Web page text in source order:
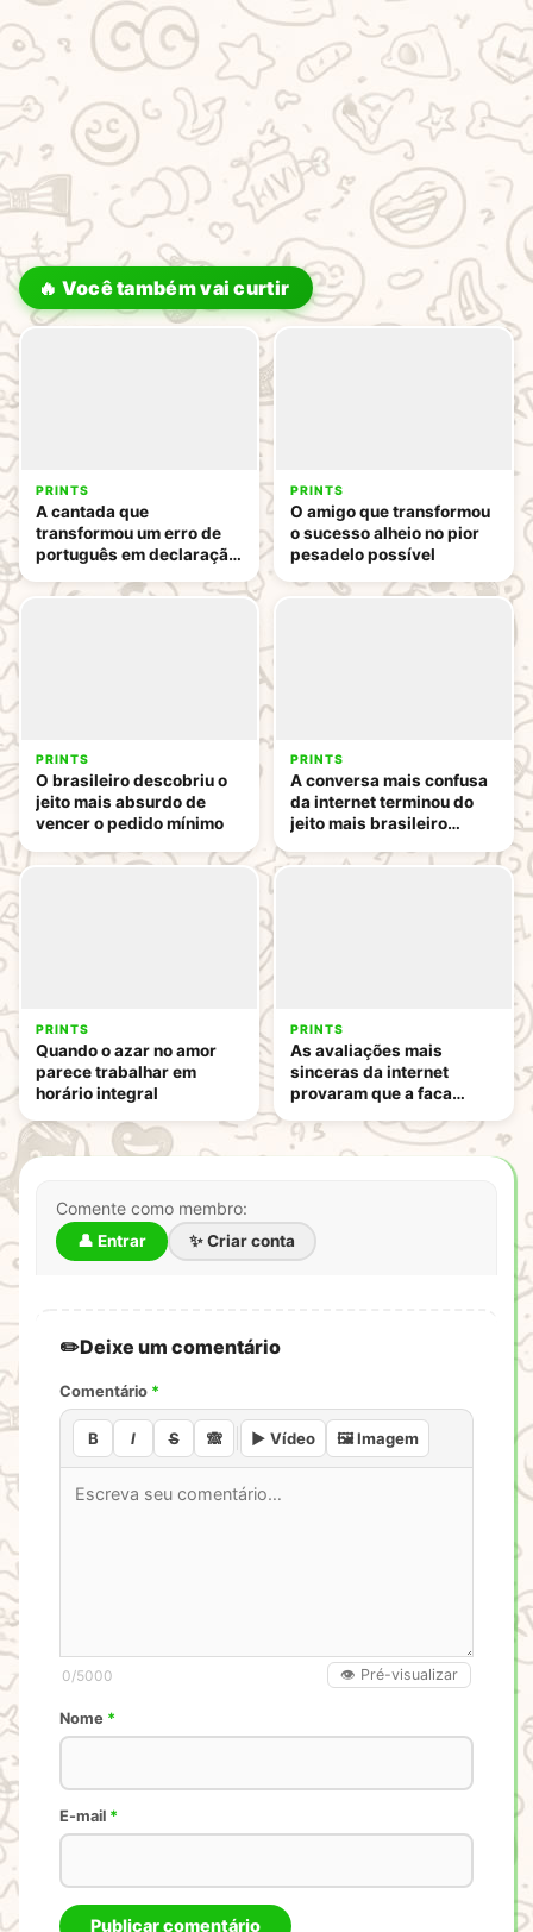
🔥 Você também vai curtir
PRINTS
A cantada que
transformou um erro de
português em declaração
PRINTS
O amigo que transformou
o sucesso alheio no pior
pesadelo possível
PRINTS
O brasileiro descobriu o
jeito mais absurdo de
vencer o pedido mínimo
PRINTS
A conversa mais confusa
da internet terminou do
jeito mais brasileiro
PRINTS
Quando o azar no amor
parece trabalhar em
horário integral
PRINTS
As avaliações mais
sinceras da internet
provaram que a faca
Comente como membro:
👤 Entrar ✨ Criar conta
Deixe um comentário
Comentário *
B I S 🙈 ▶️ Vídeo 🖼️ Imagem
0/5000 👁️ Pré-visualizar
Nome *
E-mail *